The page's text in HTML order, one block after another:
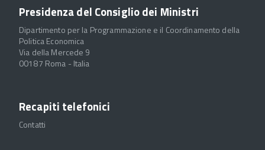
Presidenza del Consiglio dei Ministri
Dipartimento per la Programmazione e il Coordinamento della
Politica Economica
Via della Mercede 9
00187 Roma - Italia
Recapiti telefonici
Contatti